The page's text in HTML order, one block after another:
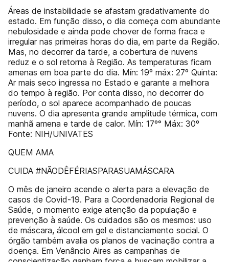
Áreas de instabilidade se afastam gradativamente do
estado. Em função disso, o dia começa com abundante
nebulosidade e ainda pode chover de forma fraca e
irregular nas primeiras horas do dia, em parte da Região.
Mas, no decorrer da tarde, a cobertura de nuvens
reduz e o sol retorna à Região. As temperaturas ficam
amenas em boa parte do dia. Mín: 19º máx: 27º Quinta:
Ar mais seco ingressa no Estado e garante a melhora
do tempo à região. Por conta disso, no decorrer do
período, o sol aparece acompanhado de poucas
nuvens. O dia apresenta grande amplitude térmica, com
manhã amena e tarde de calor. Mín: 17º° Máx: 30º
Fonte: NIH/UNIVATES
QUEM AMA
CUIDA #NÃODÊFÉRIASPARASUAMÁSCARA
O mês de janeiro acende o alerta para a elevação de
casos de Covid-19. Para a Coordenadoria Regional de
Saúde, o momento exige atenção da população e
prevenção à saúde. Os cuidados são os mesmos: uso
de máscara, álcool em gel e distanciamento social. O
órgão também avalia os planos de vacinação contra a
doença. Em Venâncio Aires as campanhas de